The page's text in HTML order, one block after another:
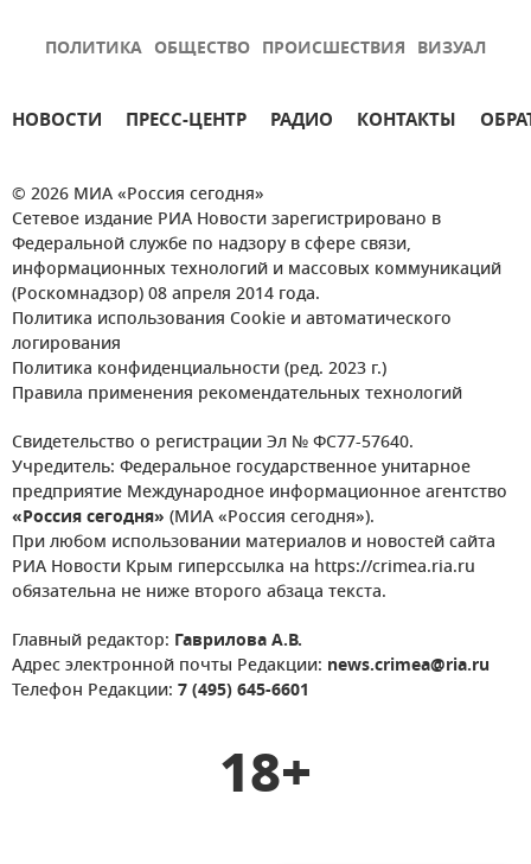
ПОЛИТИКА ОБЩЕСТВО ПРОИСШЕСТВИЯ ВИЗУАЛ
НОВОСТИ ПРЕСС-ЦЕНТР РАДИО КОНТАКТЫ
© 2026 МИА «Россия сегодня»
Сетевое издание РИА Новости зарегистрировано в
Федеральной службе по надзору в сфере связи,
информационных технологий и массовых коммуникаций
(Роскомнадзор) 08 апреля 2014 года.
Политика использования Cookie и автоматического
логирования
Политика конфиденциальности (ред. 2023 г.)
Правила применения рекомендательных технологий
Свидетельство о регистрации Эл № ФС77-57640.
Учредитель: Федеральное государственное унитарное
предприятие Международное информационное агентство
«Россия сегодня» (МИА «Россия сегодня»).
При любом использовании материалов и новостей сайта
РИА Новости Крым гиперссылка на https://crimea.ria.ru
обязательна не ниже второго абзаца текста.
Главный редактор: Гаврилова А.В.
Адрес электронной почты Редакции: news.crimea@ria.ru
Телефон Редакции: 7 (495) 645-6601
18+